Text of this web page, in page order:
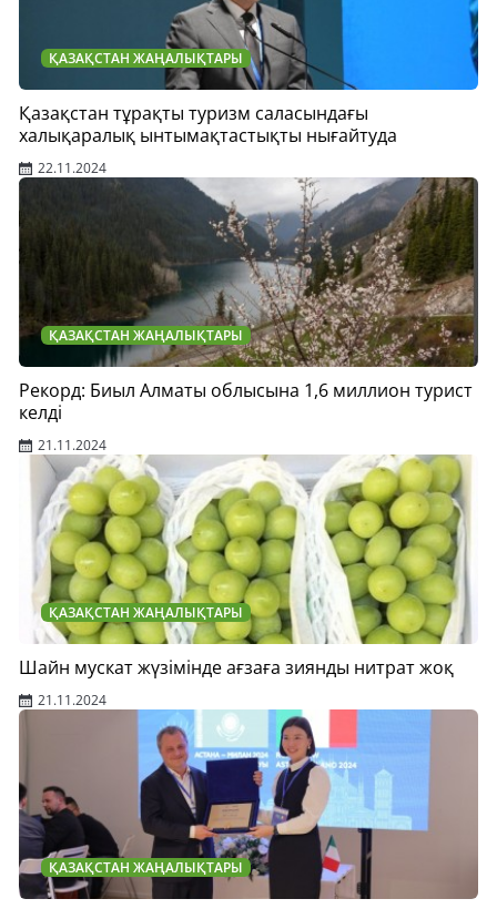
ҚАЗАҚСТАН ЖАҢАЛЫҚТАРЫ
Қазақстан тұрақты туризм саласындағы
халықаралық ынтымақтастықты нығайтуда
22.11.2024
ҚАЗАҚСТАН ЖАҢАЛЫҚТАРЫ
Рекорд: Биыл Алматы облысына 1,6 миллион турист
келді
21.11.2024
ҚАЗАҚСТАН ЖАҢАЛЫҚТАРЫ
Шайн мускат жүзімінде ағзаға зиянды нитрат жоқ
21.11.2024
ҚАЗАҚСТАН ЖАҢАЛЫҚТАРЫ